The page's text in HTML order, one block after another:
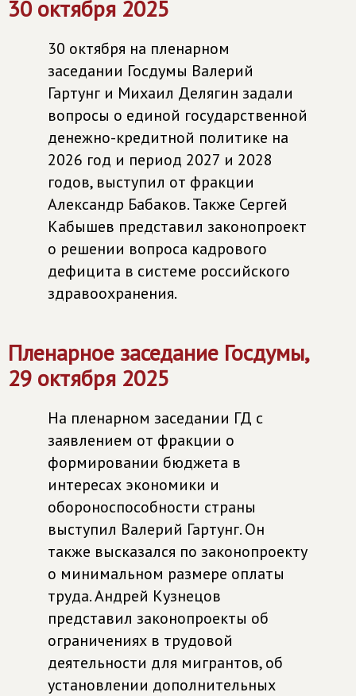
30 октября 2025
30 октября на пленарном
заседании Госдумы Валерий
Гартунг и Михаил Делягин задали
вопросы о единой государственной
денежно-кредитной политике на
2026 год и период 2027 и 2028
годов, выступил от фракции
Александр Бабаков. Также Сергей
Кабышев представил законопроект
о решении вопроса кадрового
дефицита в системе российского
здравоохранения.
Пленарное заседание Госдумы,
29 октября 2025
На пленарном заседании ГД с
заявлением от фракции о
формировании бюджета в
интересах экономики и
обороноспособности страны
выступил Валерий Гартунг. Он
также высказался по законопроекту
о минимальном размере оплаты
труда. Андрей Кузнецов
представил законопроекты об
ограничениях в трудовой
деятельности для мигрантов, об
установлении дополнительных